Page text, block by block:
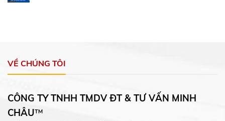
VỀ CHÚNG TÔI
CÔNG TY TNHH TMDV ĐT & TƯ VẤN MINH
CHÂU™